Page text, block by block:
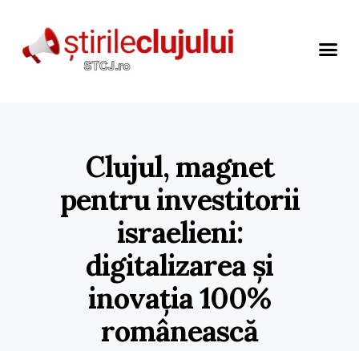
Clujul, magnet
pentru investitorii
israelieni:
digitalizarea și
inovația 100%
românească